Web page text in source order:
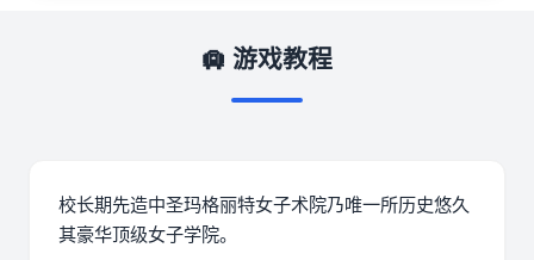
🛄 游戏教程
校长期先造中圣玛格丽特女子术院乃唯一所历史悠久
其豪华顶级女子学院。